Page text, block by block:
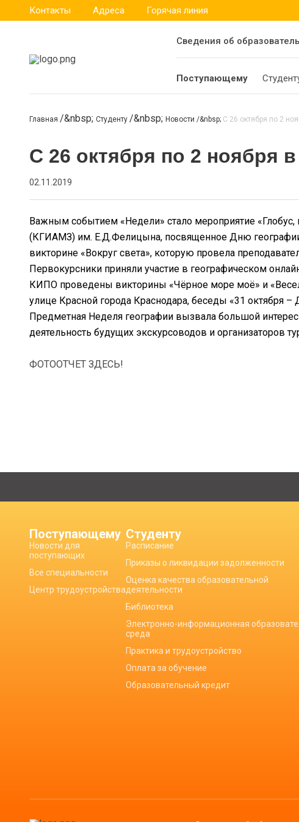
Контакты Адреса Горячая линия
Сведения об
Поступающему
Главная Студенту Новости С 26 октября по 2
С 26 октября по 2 ноября
02.11.2019
Важным событием «Недели» стало мероприятие
(КГИАМЗ) им. Е.Д.Фелицына, посвященное Дню
викторине «Вокруг света», которую провела
Первокурсники приняли участие в географическом
КИПО проведены викторины «Чёрное море моё» и
улице Красной города Краснодара, беседы «31 октября
Предметная Неделя географии вызвала большой
деятельность будущих экскурсоводов и организаторов
ФОТООТЧЕТ ЗДЕСЬ!
Поступающему
Новости для
поступающих
Все специальности
Центр трудоустройства
Студенту
Расписание
Приказы о ликвидации задолженности
Оценка качества образовательной
деятельности
Библиотека
Электронно-информационная
среда
Практика и трудоустройство
Оплата за обучение
Образовательный кредит